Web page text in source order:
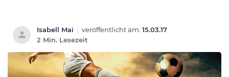
Isabell Mai | veröffentlicht am: 15.03.17
2 Min. Lesezeit